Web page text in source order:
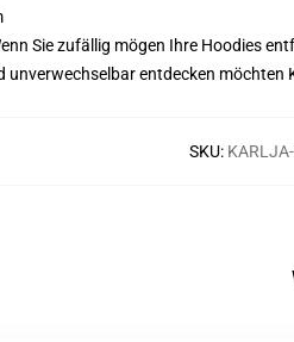
Sie zufällig mögen Ihre Hoodies
unverwechselbar entdecken möchten
SKU: